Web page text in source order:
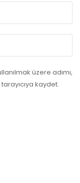
üzere adımı,
kaydet.